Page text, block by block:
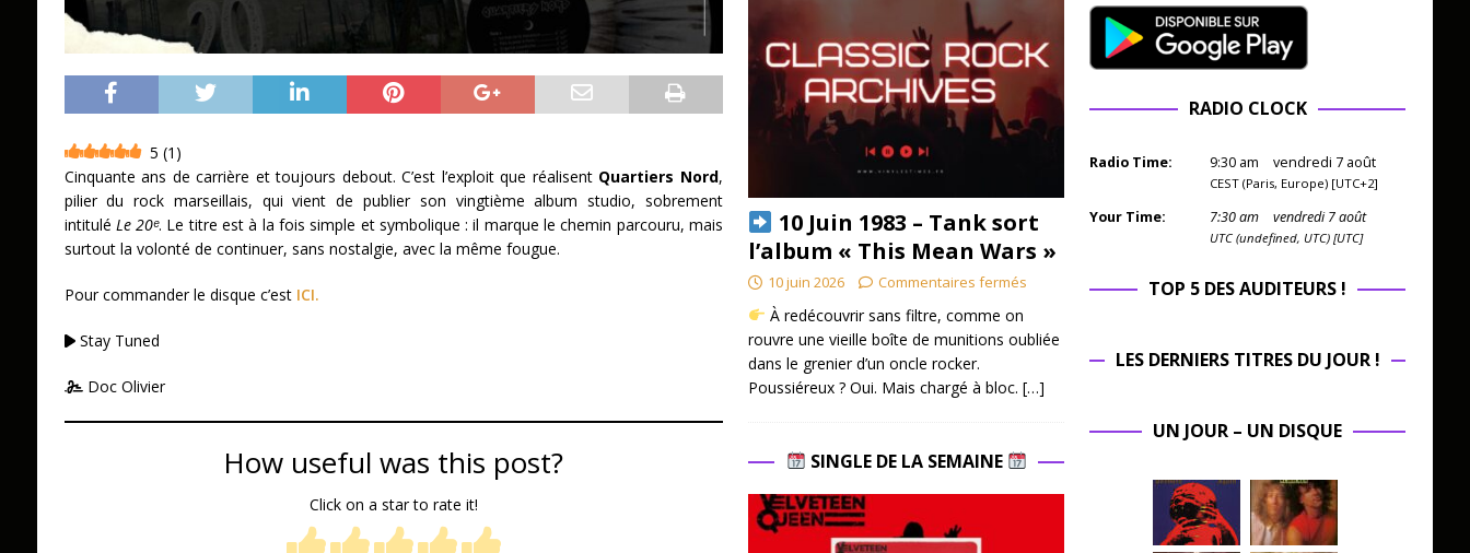
5 (1 )
Cinquante ans de carrière et toujours debout. C’est l’exploit que réalisent Quartiers Nord,
pilier du rock marseillais, qui vient de publier son vingtième album studio, sobrement
intitulé Le 20ᵉ. Le titre est à la fois simple et symbolique : il marque le chemin parcouru, mais
surtout la volonté de continuer, sans nostalgie, avec la même fougue.
Pour commander le disque c’est ICI.
Stay Tuned
Doc Olivier
How useful was this post?
Click on a star to rate it!
10 Juin 1983 – Tank sort
l’album « This Mean Wars »
10 juin 2026 Commentaires fermés
À redécouvrir sans filtre, comme on
rouvre une vieille boîte de munitions oubliée
dans le grenier d’un oncle rocker.
Poussiéreux ? Oui. Mais chargé à bloc. […]
SINGLE DE LA SEMAINE
RADIO CLOCK
Radio Time: 9:30 am vendredi 7 août
CEST (Paris, Europe) [UTC+2]
Your Time: 7:30am vendredi 7 août
UTC (undefined, UTC) [UTC]
TOP 5 DES AUDITEURS !
LES DERNIERS TITRES DU JOUR !
UN JOUR – UN DISQUE